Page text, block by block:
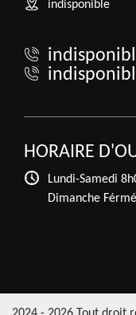
indisponible
HORAIRE
Lundi-Samedi
Dimanche Férmé